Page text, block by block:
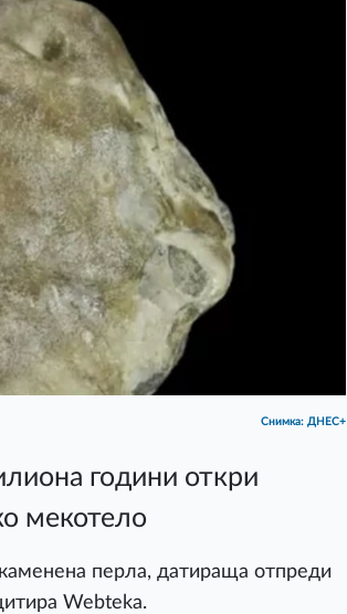
Снимка: ДНЕС+
години откри
мекотело
перла, датираща отпреди
Webteka.